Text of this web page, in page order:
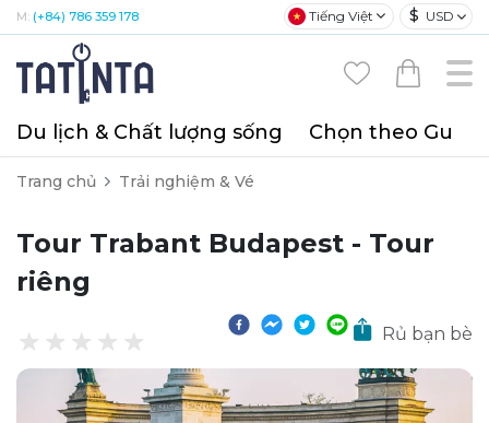
M: (+84) 786 359 178 Tiếng Việt $ USD
Du lịch & Chất lượng sống Chọn theo Gu
Trang chủ Trải nghiệm & Vé
Tour Trabant Budapest - Tour
riêng
Rủ bạn bè